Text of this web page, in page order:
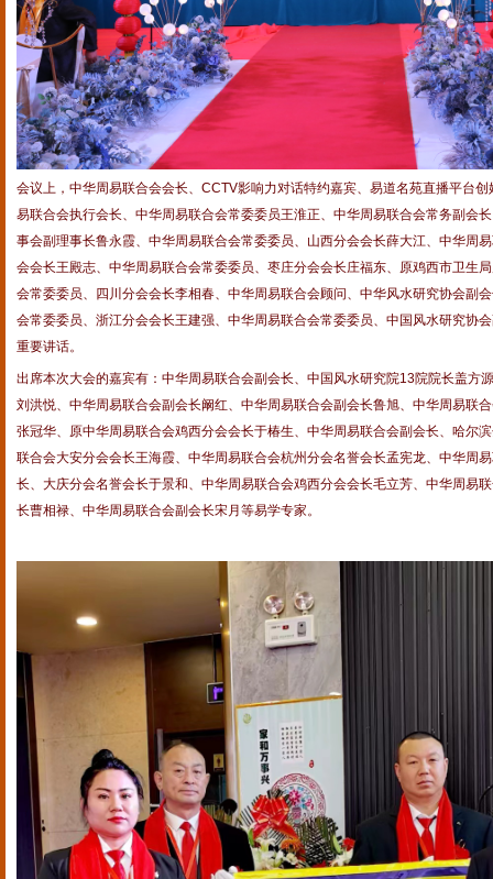
会议上，中华周易联合会会长、CCTV影响力对话特约嘉宾、易道名苑直播平台
易联合会执行会长、中华周易联合会常委委员王淮正、中华周易联合会常务副会
事会副理事长鲁永霞、中华周易联合会常委委员、山西分会会长薛大江、中华周
会会长王殿志、中华周易联合会常委委员、枣庄分会会长庄福东、原鸡西市卫生
会常委委员、四川分会会长李相春、中华周易联合会顾问、中华风水研究协会副
会常委委员、浙江分会会长王建强、中华周易联合会常委委员、中国风水研究协
重要讲话。
出席本次大会的嘉宾有：中华周易联合会副会长、中国风水研究院13院院长盖方
刘洪悦、中华周易联合会副会长阚红、中华周易联合会副会长鲁旭、中华周易联
张冠华、原中华周易联合会鸡西分会会长于椿生、中华周易联合会副会长、哈尔
联合会大安分会会长王海霞、中华周易联合会杭州分会名誉会长孟宪龙、中华周
长、大庆分会名誉会长于景和、中华周易联合会鸡西分会会长毛立芳、中华周易
长曹相禄、中华周易联合会副会长宋月等易学专家。